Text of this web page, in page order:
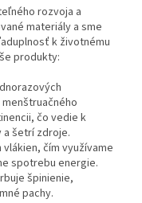
rozvoja a
materiály a sme
k životnému
produkty:
čo vedie k
šetrí zdroje.
čím využívame
spotrebu energie.
špinienie,
pachy.